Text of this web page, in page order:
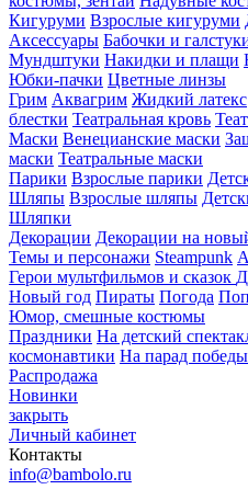
Кигуруми Взрослые кигуруми
Аксессуары Бабочки и
Мундштуки Накидки и плащи
Юбки-пачки Цветные линзы
Грим Аквагрим Жидкий латекс
блестки Театральная кровь
Маски Венецианские маски
маски Театральные маски
Парики Взрослые парики
Шляпы Взрослые шляпы
Шляпки
Декорации Декорации на
Темы и персонажи Steampunk
Герои мультфильмов и сказок
Новый год Пираты Погода
Юмор, смешные костюмы
Праздники На детский
космонавтики На парад победы
Распродажа
Новинки
закрыть
Личный кабинет
Контакты
info@bambolo.ru